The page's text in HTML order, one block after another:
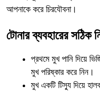
আপনাকে করে চিরযৌবনা।
টোনার ব্যবহারের সঠিক
প্রথমে মুখ পানি দিয়ে
মুখ পরিষ্কার করে নিন।
মুখ একটি টিস্যু দিয়ে